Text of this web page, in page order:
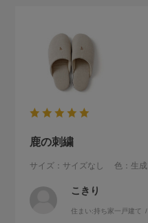
鹿の刺繍
サイズ：サイズなし 色：生成
こきり
住まい:持ち家一戸建て